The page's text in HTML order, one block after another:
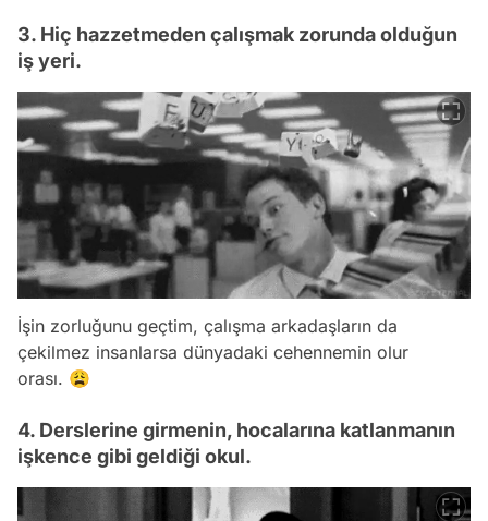
3. Hiç hazzetmeden çalışmak zorunda olduğun
iş yeri.
İşin zorluğunu geçtim, çalışma arkadaşların da
çekilmez insanlarsa dünyadaki cehennemin olur
orası. 😩
4. Derslerine girmenin, hocalarına katlanmanın
işkence gibi geldiği okul.